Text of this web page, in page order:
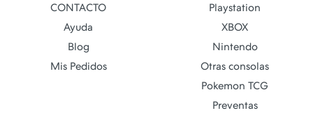
CONTACTO
Ayuda
Blog
Mis Pedidos
Playstation
XBOX
Nintendo
Otras consolas
Pokemon TCG
Preventas